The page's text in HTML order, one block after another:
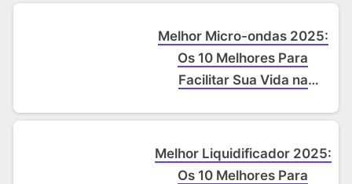
Melhor Micro-ondas 2025:
Os 10 Melhores Para
Facilitar Sua Vida na
Melhor Liquidificador 2025:
Os 10 Melhores Para